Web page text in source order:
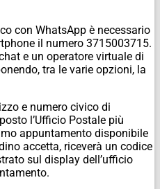
con WhatsApp è necessario
il numero 3715003715.
e un operatore virtuale di
tra le varie opzioni, la
e numero civico di
l’Ufficio Postale più
appuntamento disponibile
accetta, riceverà un codice
sul display dell’ufficio